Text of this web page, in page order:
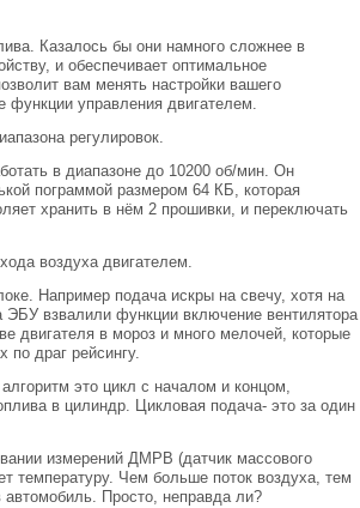
Казалось бы они намного сложнее в
и обеспечивает оптимальное
вам менять настройки вашего
функции управления двигателем.
регулировок.
в диапазоне до 10200 об/мин. Он
пограммой размером 64 КБ, которая
хранить в нём 2 прошивки, и переключать
воздуха двигателем.
Например подача искры на свечу, хотя на
взвалили функции включение вентилятора
двигателя в мороз и много мелочей, которые
драг рейсингу.
это цикл с началом и концом,
в цилиндр. Цикловая подача- это за один
измерений ДМРВ (датчик массового
температуру. Чем больше поток воздуха, тем
Просто, неправда ли?